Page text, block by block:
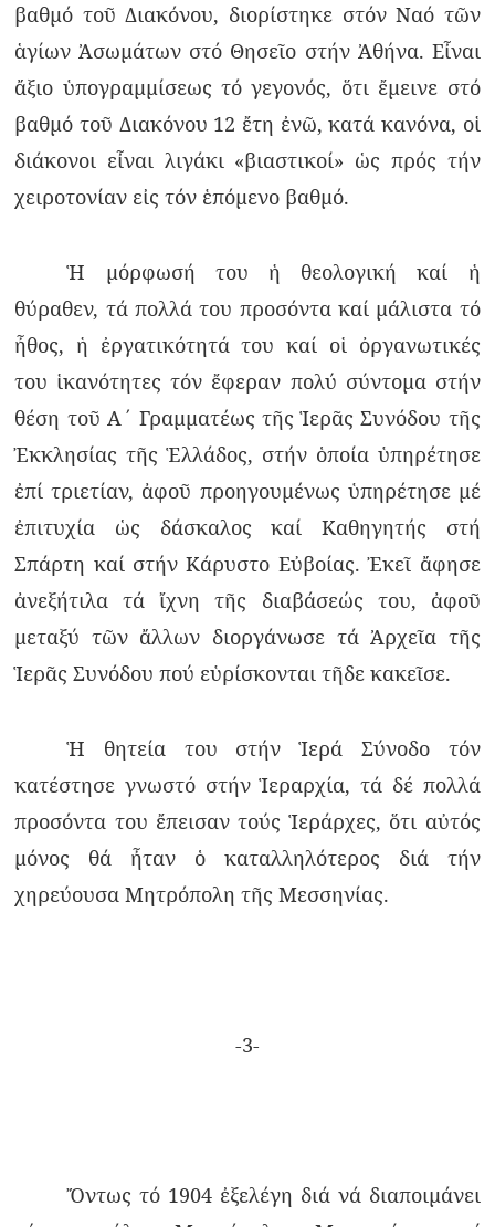
βαθμό τοῦ Διακόνου, διορίστηκε στόν Ναό τῶν
ἁγίων Ἀσωμάτων στό Θησεῖο στήν Ἀθήνα. Εἶναι
ἄξιο ὑπογραμμίσεως τό γεγονός, ὅτι ἔμεινε στό
βαθμό τοῦ Διακόνου 12 ἔτη ἐνῶ, κατά κανόνα, οἱ
διάκονοι εἶναι λιγάκι «βιαστικοί» ὡς πρός τήν
χειροτονίαν εἰς τόν ἑπόμενο βαθμό.
Ἡ μόρφωσή του ἡ θεολογική καί ἡ
θύραθεν, τά πολλά του προσόντα καί μάλιστα τό
ἦθος, ἡ ἐργατικότητά του καί οἱ ὀργανωτικές
του ἱκανότητες τόν ἔφεραν πολύ σύντομα στήν
θέση τοῦ Α΄ Γραμματέως τῆς Ἱερᾶς Συνόδου τῆς
Ἐκκλησίας τῆς Ἑλλάδος, στήν ὁποία ὑπηρέτησε
ἐπί τριετίαν, ἀφοῦ προηγουμένως ὑπηρέτησε μέ
ἐπιτυχία ὡς δάσκαλος καί Καθηγητής στή
Σπάρτη καί στήν Κάρυστο Εὐβοίας. Ἐκεῖ ἄφησε
ἀνεξήτιλα τά ἴχνη τῆς διαβάσεώς του, ἀφοῦ
μεταξύ τῶν ἄλλων διοργάνωσε τά Ἀρχεῖα τῆς
Ἱερᾶς Συνόδου πού εὑρίσκονται τῆδε κακεῖσε.
Ἡ θητεία του στήν Ἱερά Σύνοδο τόν
κατέστησε γνωστό στήν Ἱεραρχία, τά δέ πολλά
προσόντα του ἔπεισαν τούς Ἱεράρχες, ὅτι αὐτός
μόνος θά ἦταν ὁ καταλληλότερος διά τήν
χηρεύουσα Μητρόπολη τῆς Μεσσηνίας.
-3-
Ὄντως τό 1904 ἐξελέγη διά νά διαποιμάνει